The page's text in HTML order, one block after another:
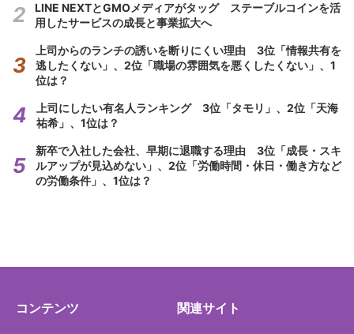
LINE NEXTとGMOメディアがタッグ ステーブルコインを活
用したサービスの成長と事業拡大へ
上司からのランチの誘いを断りにくい理由 3位「情報共有を
逃したくない」、2位「職場の雰囲気を悪くしたくない」、1
位は？
上司にしたい有名人ランキング 3位「タモリ」、2位「天海
祐希」、1位は？
新卒で入社した会社、早期に退職する理由 3位「成長・スキ
ルアップが見込めない」、2位「労働時間・休日・働き方など
の労働条件」、1位は？
コンテンツ 関連サイト